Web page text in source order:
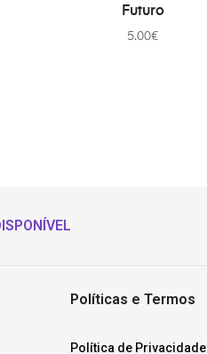
Futuro
5.00€
Políticas e Termos
Política de Privacidade